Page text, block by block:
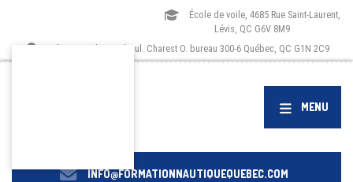
École de voile, 4685 Rue Saint-Laurent,
Lévis, QC G6V 8M9
Siège social, 1173 boul. Charest O. bureau 300-6 Québec, QC G1N 2C9
MENU
INFO@FORMATIONNAUTIQUEQUEBEC.COM